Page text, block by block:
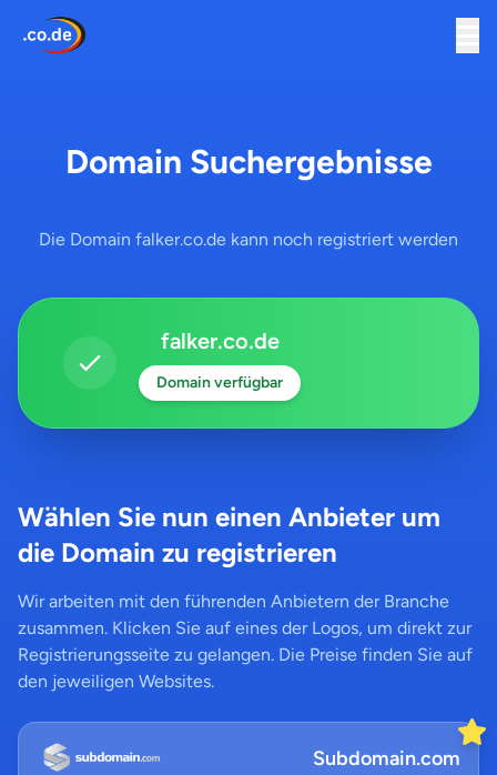
Domain Suchergebnisse
Die Domain falker.co.de kann noch registriert werden
falker.co.de
Domain verfügbar
Wählen Sie nun einen Anbieter um
die Domain zu registrieren
Wir arbeiten mit den führenden Anbietern der Branche
zusammen. Klicken Sie auf eines der Logos, um direkt zur
Registrierungsseite zu gelangen. Die Preise finden Sie auf
den jeweiligen Websites.
Subdomain.com